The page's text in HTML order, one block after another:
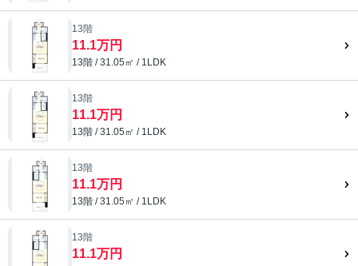
13階
11.1万円
13階 / 31.05㎡ / 1LDK
13階
11.1万円
13階 / 31.05㎡ / 1LDK
13階
11.1万円
13階 / 31.05㎡ / 1LDK
13階
11.1万円